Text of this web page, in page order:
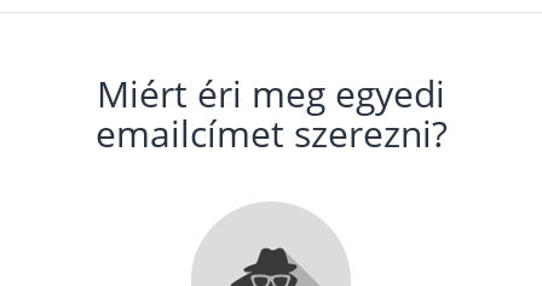
Miért éri meg egyedi
emailcímet szerezni?